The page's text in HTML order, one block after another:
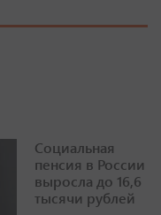
Социальная
пенсия в России
выросла до 16,6
тысячи рублей